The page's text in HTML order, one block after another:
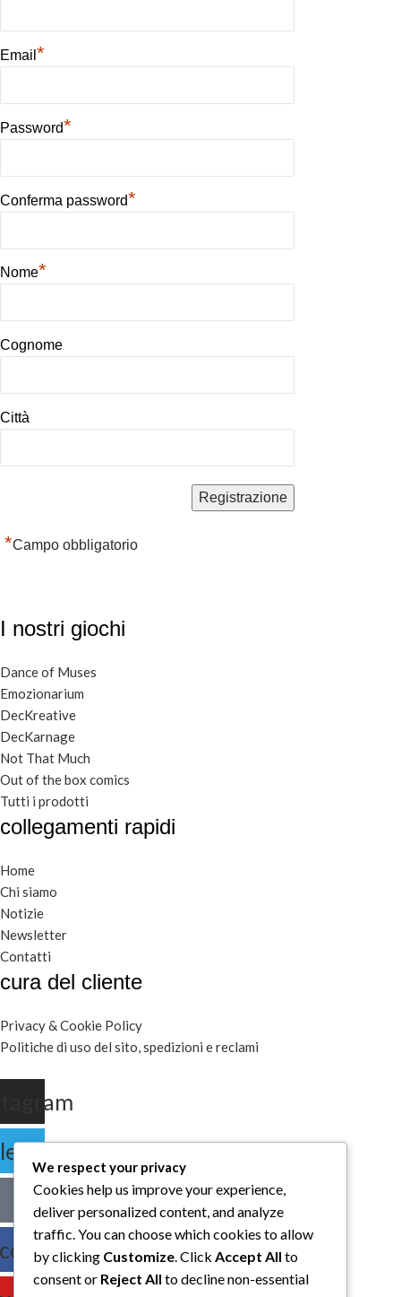
Email *
Password*
Conferma password*
Nome*
Cognome
Città
*Campo obbligatorio
I nostri giochi
Dance of Muses
Emozionarium
DecKreative
DecKarnage
Not That Much
Out of the box comics
Tutti i prodotti
collegamenti rapidi
Home
Chi siamo
Notizie
Newsletter
Contatti
cura del cliente
Privacy & Cookie Policy
Politiche di uso del sito, spedizioni e reclami
We respect your privacy
Cookies help us improve your experience,
deliver personalized content, and analyze
traffic. You can choose which cookies to allow
by clicking Customize. Click Accept All to
consent or Reject All to decline non-essential